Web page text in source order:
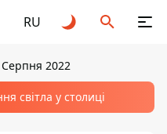
RU
2022
світла у столиці